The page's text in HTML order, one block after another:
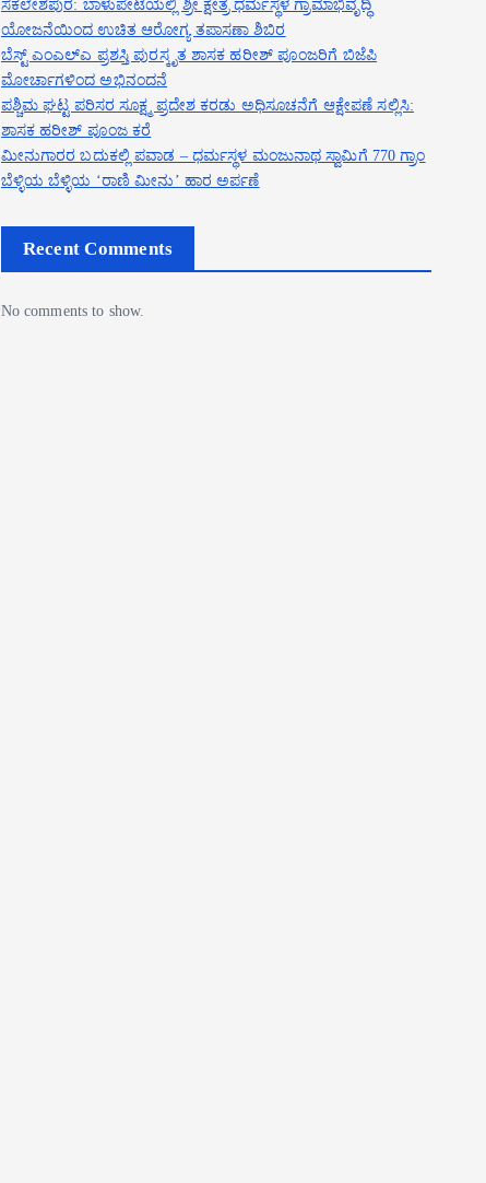
ಸಕಲೇಶಪುರ: ಬಾಳುಪೇಟೆಯಲ್ಲಿ ಶ್ರೀ ಕ್ಷೇತ್ರ ಧರ್ಮಸ್ಥಳ ಗ್ರಾಮಾಭಿವೃದ್ಧಿ
ಯೋಜನೆಯಿಂದ ಉಚಿತ ಆರೋಗ್ಯ ತಪಾಸಣಾ ಶಿಬಿರ
ಬೆಸ್ಟ್ ಎಂಎಲ್ಎ ಪ್ರಶಸ್ತಿ ಪುರಸ್ಕೃತ ಶಾಸಕ ಹರೀಶ್ ಪೂಂಜರಿಗೆ ಬಿಜೆಪಿ
ಮೋರ್ಚಾಗಳಿಂದ ಅಭಿನಂದನೆ
ಪಶ್ಚಿಮ ಘಟ್ಟ ಪರಿಸರ ಸೂಕ್ಷ್ಮ ಪ್ರದೇಶ ಕರಡು ಅಧಿಸೂಚನೆಗೆ ಆಕ್ಷೇಪಣೆ ಸಲ್ಲಿಸಿ:
ಶಾಸಕ ಹರೀಶ್ ಪೂಂಜ ಕರೆ
ಮೀನುಗಾರರ ಬದುಕಲ್ಲಿ ಪವಾಡ – ಧರ್ಮಸ್ಥಳ ಮಂಜುನಾಥ ಸ್ವಾಮಿಗೆ 770 ಗ್ರಾಂ
ಬೆಳ್ಳಿಯ ಬೆಳ್ಳಿಯ ‘ರಾಣಿ ಮೀನು’ ಹಾರ ಅರ್ಪಣೆ
Recent Comments
No comments to show.